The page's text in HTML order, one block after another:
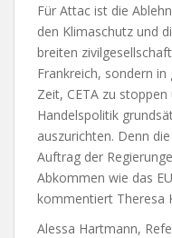
Für Attac ist die
den Klimaschutz und
breiten
Frankreich, sondern in
Zeit, CETA zu
Handelspolitik
auszurichten. Denn
Auftrag der
Abkommen wie das
kommentiert Theresa
Alessa Hartmann,